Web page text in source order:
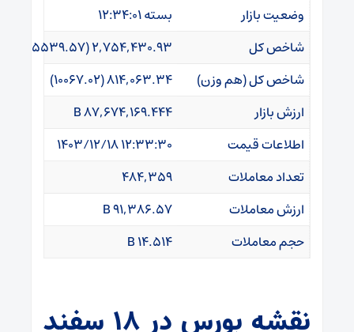
وضعیت بازار
بسته ۱۲:۳۴:۰۱
شاخص کل
۲,۷۵۴,۴۳۰.۹۳ (۳۵۵۳۹.۵۷)
شاخص کل (هم وزن)
۸۱۴,۰۶۳.۳۴ (۱۰۰۶۷.۰۲)
ارزش بازار
۸۷,۶۷۴,۱۶۹.۴۴۴ B
اطلاعات قیمت
۱۴۰۳/۱۲/۱۸ ۱۲:۳۳:۳۰
تعداد معاملات
۴۸۴,۳۵۹
ارزش معاملات
۹۱,۳۸۶.۵۷ B
حجم معاملات
۱۴.۵۱۴ B
نقشه بورس در ۱۸ سفند